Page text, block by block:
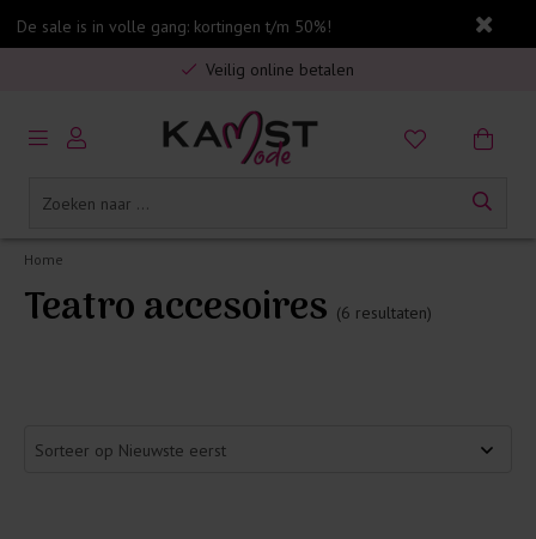
De sale is in volle gang: kortingen t/m 50%!
Gratis verzending in Nederland vanaf €75,-
Veilig online betalen
5% spaarbonus op jouw aankoop
Gratis verzending in Nederland vanaf €75,-
Home
Teatro accesoires (6 resultaten)